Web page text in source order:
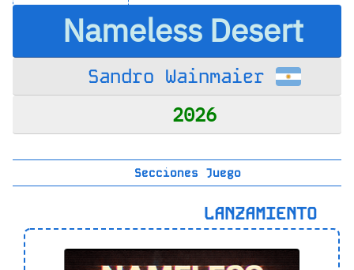
Nameless Desert
Sandro Wainmaier
2026
Secciones Juego
LANZAMIENTO